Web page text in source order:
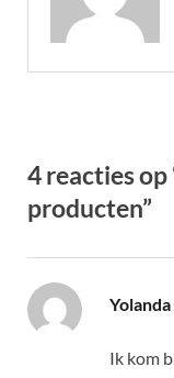
4 reacties
producten”
Ik kom